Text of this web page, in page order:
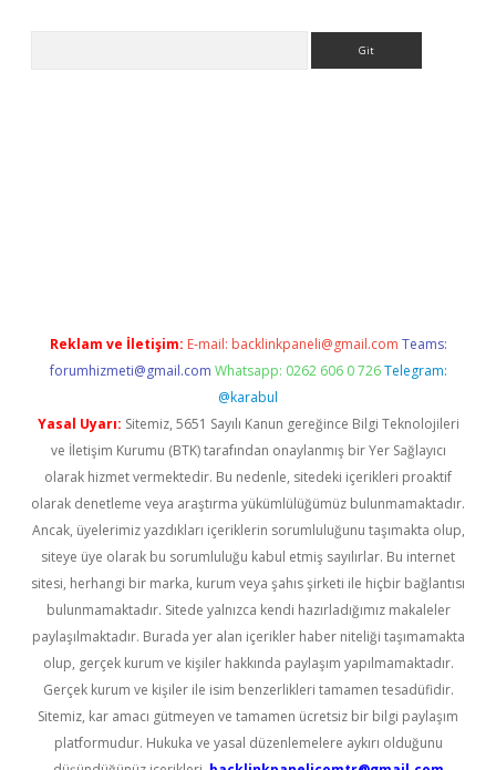
Reklam ve İletişim: E-mail: backlinkpaneli@gmail.com Teams:
forumhizmeti@gmail.com Whatsapp: 0262 606 0 726 Telegram:
@karabul
Yasal Uyarı: Sitemiz, 5651 Sayılı Kanun gereğince Bilgi Teknolojileri
ve İletişim Kurumu (BTK) tarafından onaylanmış bir Yer Sağlayıcı
olarak hizmet vermektedir. Bu nedenle, sitedeki içerikleri proaktif
olarak denetleme veya araştırma yükümlülüğümüz bulunmamaktadır.
Ancak, üyelerimiz yazdıkları içeriklerin sorumluluğunu taşımakta olup,
siteye üye olarak bu sorumluluğu kabul etmiş sayılırlar. Bu internet
sitesi, herhangi bir marka, kurum veya şahıs şirketi ile hiçbir bağlantısı
bulunmamaktadır. Sitede yalnızca kendi hazırladığımız makaleler
paylaşılmaktadır. Burada yer alan içerikler haber niteliği taşımamakta
olup, gerçek kurum ve kişiler hakkında paylaşım yapılmamaktadır.
Gerçek kurum ve kişiler ile isim benzerlikleri tamamen tesadüfidir.
Sitemiz, kar amacı gütmeyen ve tamamen ücretsiz bir bilgi paylaşım
platformudur. Hukuka ve yasal düzenlemelere aykırı olduğunu